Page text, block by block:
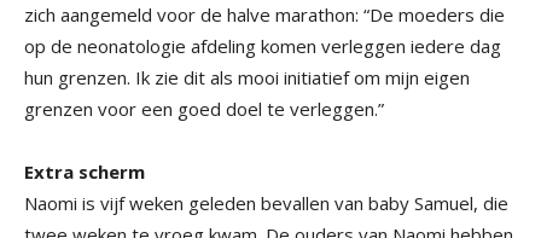
zich aangemeld voor de halve marathon: “De moeders die
op de neonatologie afdeling komen verleggen iedere dag
hun grenzen. Ik zie dit als mooi initiatief om mijn eigen
grenzen voor een goed doel te verleggen.”
Extra scherm
Naomi is vijf weken geleden bevallen van baby Samuel, die